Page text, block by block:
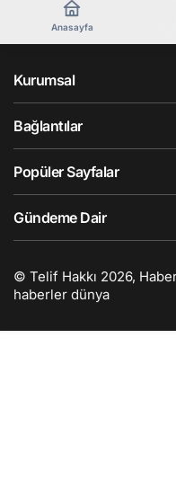
Anasayfa
Kurumsal
Bağlantılar
Popüler Sayfalar
Gündeme Dair
© Telif Hakkı 2026,
haberler dünya